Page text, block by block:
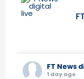
FT News
1 day ago